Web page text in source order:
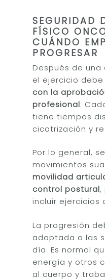
SEGURIDAD
FÍSICO
CUÁNDO
PROGRESAR
Después de
el ejercicio
con la
profesional.
tiene tiempos
cicatrización y
Por lo general,
movimientos
movilidad
control postural,
incluir ejercicios
La progresión
adaptada a las
día. Es normal
energía y otros
al cuerpo y